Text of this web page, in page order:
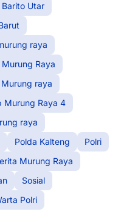
Utar
raya
Raya
raya
Murung Raya 4
raya
Polda Kalteng
Polri
Murung Raya
Sosial
Polri